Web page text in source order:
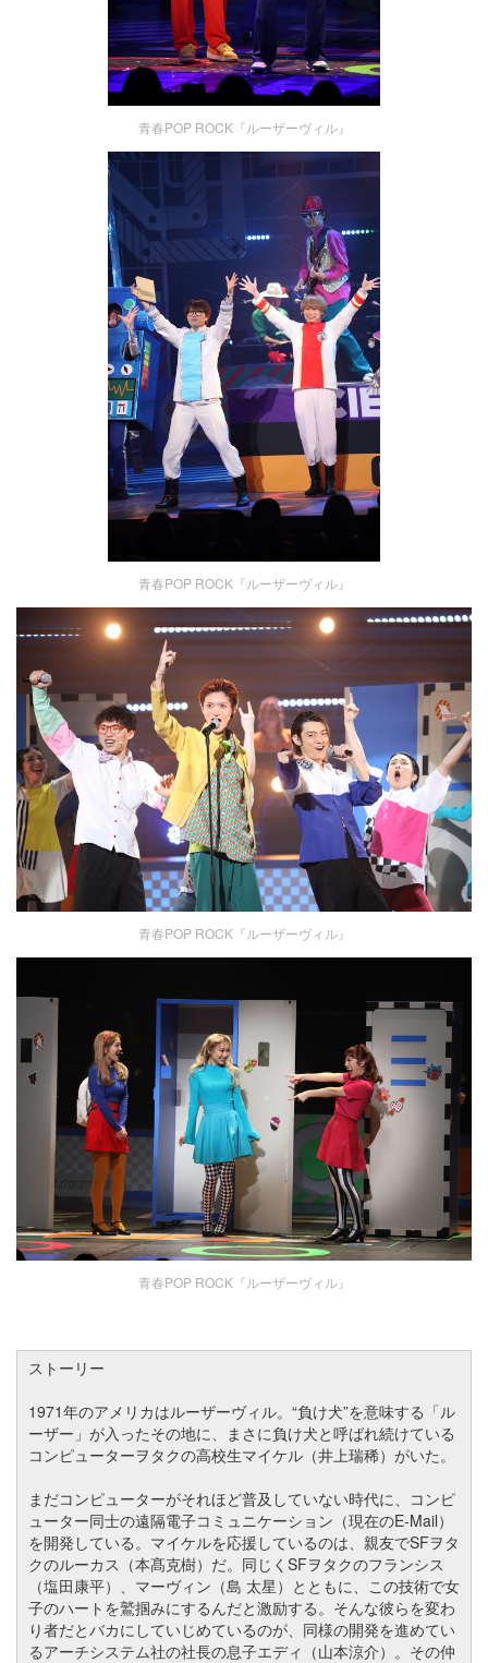
青春POP ROCK『ルーザーヴィル』
青春POP ROCK『ルーザーヴィル』
青春POP ROCK『ルーザーヴィル』
青春POP ROCK『ルーザーヴィル』
ストーリー
1971年のアメリカはルーザーヴィル。“負け犬”を意味する「ル
ーザー」が入ったその地に、まさに負け犬と呼ばれ続けている
コンピューターヲタクの高校生マイケル（井上瑞稀）がいた。
まだコンピューターがそれほど普及していない時代に、コンピ
ューター同士の遠隔電子コミュニケーション（現在のE-Mail）
を開発している。マイケルを応援しているのは、親友でSFヲタ
クのルーカス（本髙克樹）だ。同じくSFヲタクのフランシス
（塩田康平）、マーヴィン（島 太星）とともに、この技術で女
子のハートを鷲掴みにするんだと激励する。そんな彼らを変わ
り者だとバカにしていじめているのが、同様の開発を進めてい
るアーチシステム社の社長の息子エディ（山本涼介）。その仲